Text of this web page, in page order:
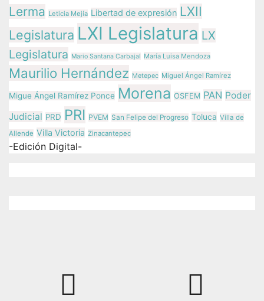
Lerma Leticia Mejía Libertad de expresión LXII
Legislatura LXI Legislatura LX
Legislatura Mario Santana Carbajal María Luisa Mendoza
Maurilio Hernández Metepec Miguel Ángel Ramírez
Migue Ángel Ramírez Ponce Morena OSFEM PAN Poder
Judicial PRD PRI PVEM San Felipe del Progreso Toluca Villa de
Allende Villa Victoria Zinacantepec
-Edición Digital-